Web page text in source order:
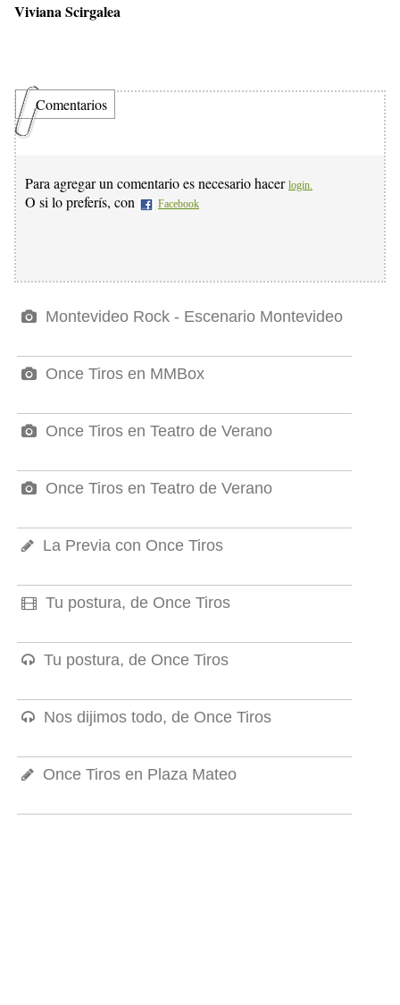
Viviana Scirgalea
Comentarios
Para agregar un comentario es necesario hacer login.
O si lo preferís, con Facebook
Montevideo Rock - Escenario Montevideo
Once Tiros en MMBox
Once Tiros en Teatro de Verano
Once Tiros en Teatro de Verano
La Previa con Once Tiros
Tu postura, de Once Tiros
Tu postura, de Once Tiros
Nos dijimos todo, de Once Tiros
Once Tiros en Plaza Mateo